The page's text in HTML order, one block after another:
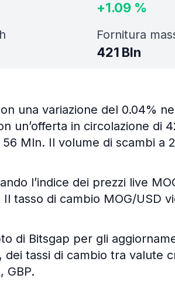
+1.09 %
Fornitura
421 Bln
una variazione del 0.04%
un’offerta in circolazione di
Mln. Il volume di scambi a
l’indice dei prezzi live
tasso di cambio MOG/USD
di Bitsgap per gli
tassi di cambio tra valute
GBP.